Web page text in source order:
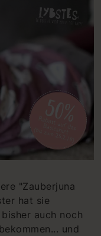
"Zauberjuna
hat sie
auch noch
und